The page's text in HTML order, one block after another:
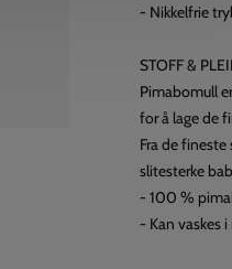
- Nikkelfrie
STOFF &
Pimabomull
for å lage de
Fra de
slitesterke
- 100 %
- Kan vaskes